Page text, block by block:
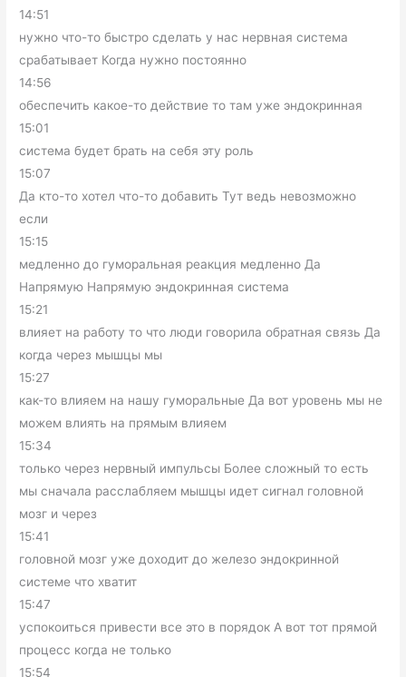
14:51
нужно что-то быстро сделать у нас нервная система
срабатывает Когда нужно постоянно
14:56
обеспечить какое-то действие то там уже эндокринная
15:01
система будет брать на себя эту роль
15:07
Да кто-то хотел что-то добавить Тут ведь невозможно
если
15:15
медленно до гуморальная реакция медленно Да
Напрямую Напрямую эндокринная система
15:21
влияет на работу то что люди говорила обратная связь Да
когда через мышцы мы
15:27
как-то влияем на нашу гуморальные Да вот уровень мы не
можем влиять на прямым влияем
15:34
только через нервный импульсы Более сложный то есть
мы сначала расслабляем мышцы идет сигнал головной
мозг и через
15:41
головной мозг уже доходит до железо эндокринной
системе что хватит
15:47
успокоиться привести все это в порядок А вот тот прямой
процесс когда не только
15:54